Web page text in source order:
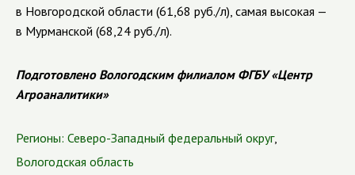
в Новгородской области (61,68 руб./л), самая высокая —
в Мурманской (68,24 руб./л).
Подготовлено Вологодским филиалом ФГБУ «Центр
Агроаналитики»
Регионы: Северо-Западный федеральный округ,
Вологодская область